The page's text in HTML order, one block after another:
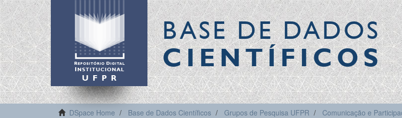
BASE DE DADOS
CIENTÍFICOS
DSpace Home Base de Dados Científicos Grupos de Pesquisa UFPR Comunicação e